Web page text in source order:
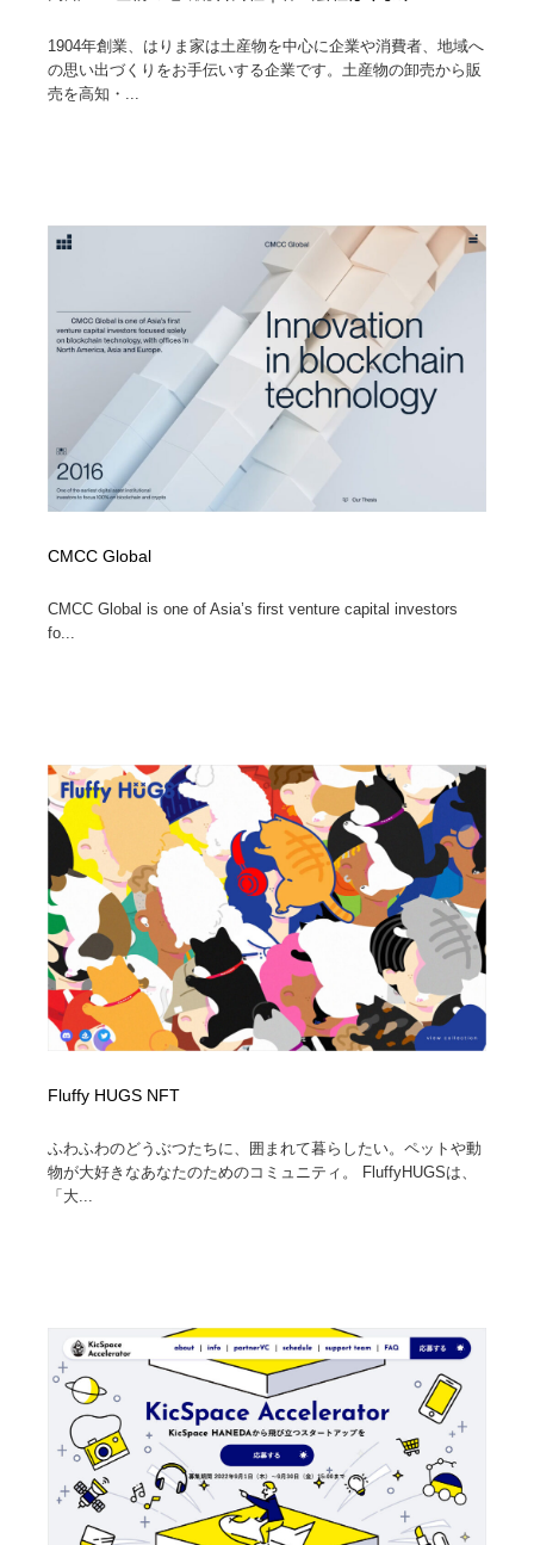
1904年創業、はりま家は土産物を中心に企業や消費者、地域へ
の思い出づくりをお手伝いする企業です。土産物の卸売から販
売を高知・...
CMCC Global
CMCC Global is one of Asia’s first venture capital investors
fo...
Fluffy HUGS NFT
ふわふわのどうぶつたちに、囲まれて暮らしたい。ペットや動
物が大好きなあなたのためのコミュニティ。 FluffyHUGSは、
「大...